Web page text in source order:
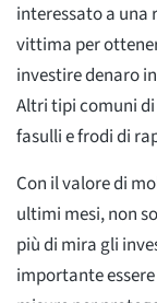
interessato a una
vittima per
investire denaro
Altri tipi comuni
fasulli e frodi di
Con il valore di
ultimi mesi, non
più di mira gli
importante